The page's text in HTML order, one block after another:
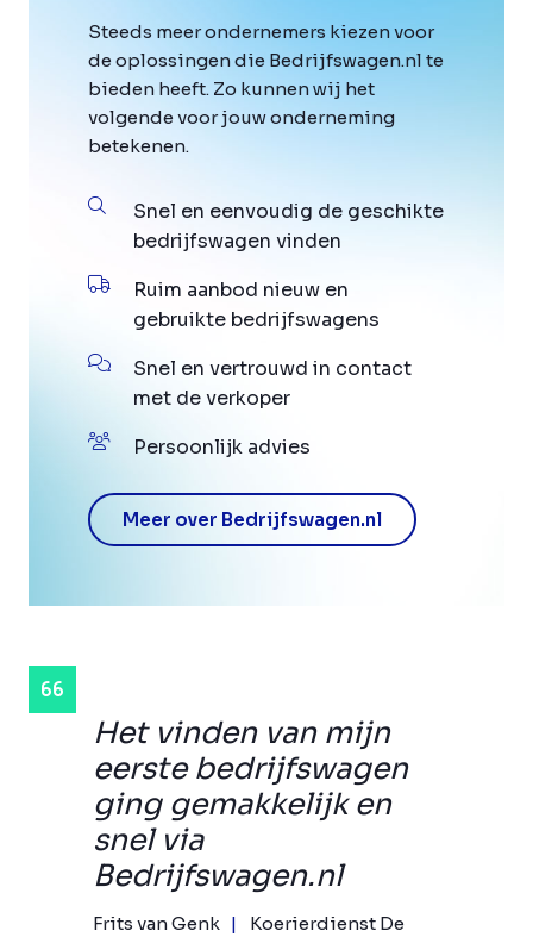
Het vinden van mijn
eerste bedrijfswagen
ging gemakkelijk en
snel via
Bedrijfswagen.nl
Frits van Genk
Koerierdienst De
Steeds meer ondernemers kiezen voor
de oplossingen die Bedrijfswagen.nl te
bieden heeft. Zo kunnen wij het
volgende voor jouw onderneming
betekenen.
Snel en eenvoudig de geschikte
bedrijfswagen vinden
Ruim aanbod nieuw en
gebruikte bedrijfswagens
Snel en vertrouwd in contact
met de verkoper
Persoonlijk advies
Meer over Bedrijfswagen.nl